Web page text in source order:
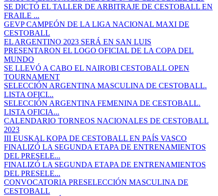
SE DICTÓ EL TALLER DE ARBITRAJE DE CESTOBALL EN
FRAILE ...
GEVP CAMPEÓN DE LA LIGA NACIONAL MAXI DE
CESTOBALL
EL ARGENTINO 2023 SERÁ EN SAN LUIS
PRESENTARON EL LOGO OFICIAL DE LA COPA DEL
MUNDO
SE LLEVÓ A CABO EL NAIROBI CESTOBALL OPEN
TOURNAMENT
SELECCIÓN ARGENTINA MASCULINA DE CESTOBALL.
LISTA OFICI...
SELECCIÓN ARGENTINA FEMENINA DE CESTOBALL.
LISTA OFICIA...
CALENDARIO TORNEOS NACIONALES DE CESTOBALL
2023
III EUSKAL KOPA DE CESTOBALL EN PAÍS VASCO
FINALIZÓ LA SEGUNDA ETAPA DE ENTRENAMIENTOS
DEL PRESELE...
FINALIZÓ LA SEGUNDA ETAPA DE ENTRENAMIENTOS
DEL PRESELE...
CONVOCATORIA PRESELECCIÓN MASCULINA DE
CESTOBALL